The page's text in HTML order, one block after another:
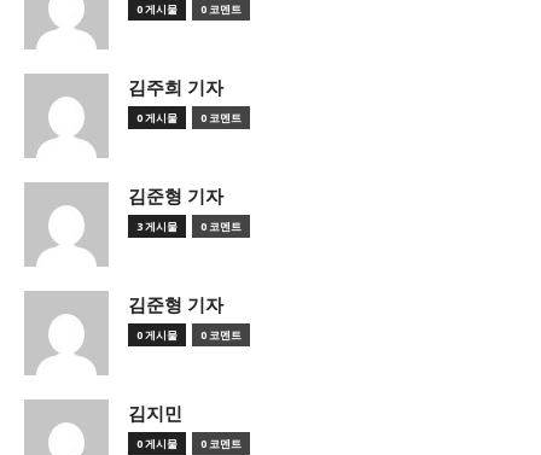
0 게시물 0 코멘트
김주희 기자
0 게시물 0 코멘트
김준형 기자
3 게시물 0 코멘트
김준형 기자
0 게시물 0 코멘트
김지민
0 게시물 0 코멘트